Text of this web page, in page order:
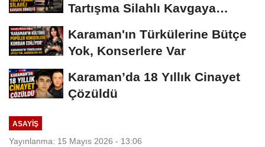
Tartışma Silahlı Kavgaya
Karaman'ın Türkülerine Bütçe
Yok, Konserlere Var
Karaman’da 18 Yıllık Cinayet
Çözüldü
ASAYIŞ
Yayınlanma: 15 Mayıs 2026 - 13:06